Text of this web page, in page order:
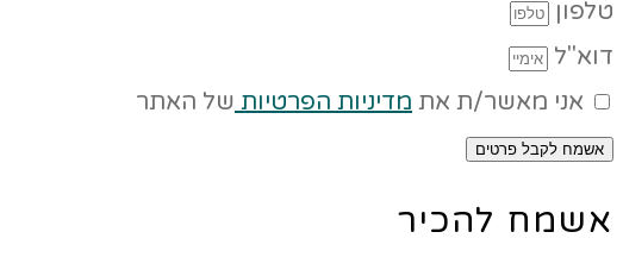
טלפון
דוא"ל
אני מאשר/ת את מדיניות הפרטיות של האתר
אשמח לקבל פרטים
אשמח להכיר